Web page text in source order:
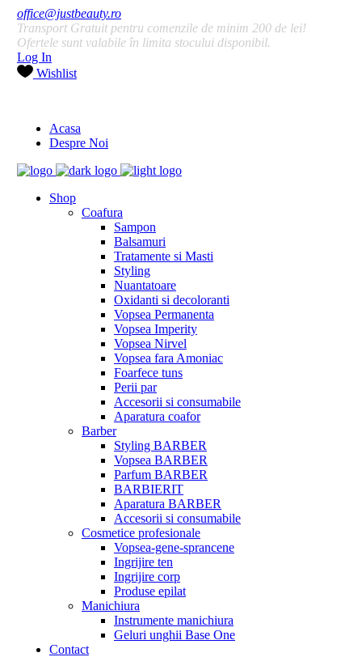
office@justbeauty.ro
Transport Gratuit pentru comenzile de minim 200 de lei!
Ofertele sunt valabile în limita stocului disponibil.
Log In
Wishlist
Acasa
Despre Noi
Shop
Coafura
Sampon
Balsamuri
Tratamente si Masti
Styling
Nuantatoare
Oxidanti si decoloranti
Vopsea Permanenta
Vopsea Imperity
Vopsea Nirvel
Vopsea fara Amoniac
Foarfece tuns
Perii par
Accesorii si consumabile
Aparatura coafor
Barber
Styling BARBER
Vopsea BARBER
Parfum BARBER
BARBIERIT
Aparatura BARBER
Accesorii si consumabile
Cosmetice profesionale
Vopsea-gene-sprancene
Ingrijire ten
Ingrijire corp
Produse epilat
Manichiura
Instrumente manichiura
Geluri unghii Base One
Contact